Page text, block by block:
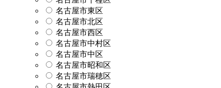
名古屋市東区
名古屋市北区
名古屋市西区
名古屋市中村区
名古屋市中区
名古屋市昭和区
名古屋市瑞穂区